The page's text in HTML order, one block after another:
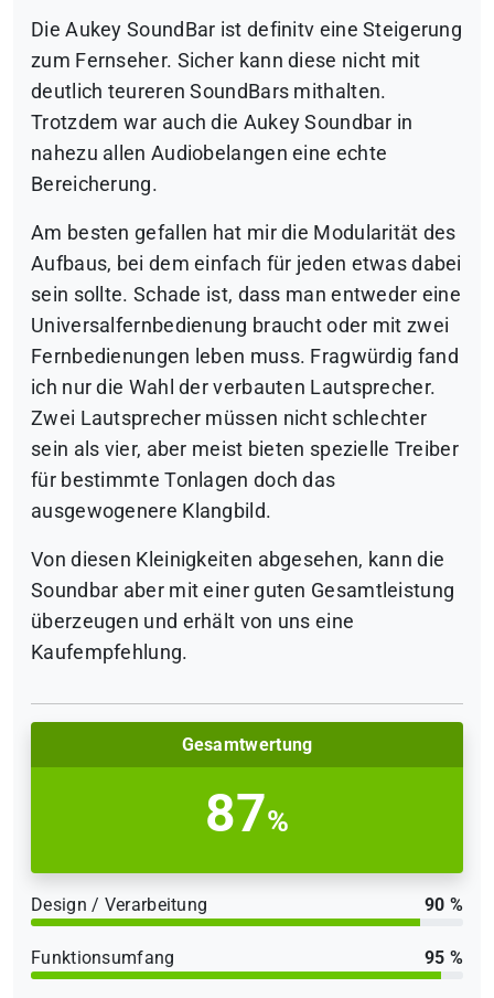
Die Aukey SoundBar ist definitv eine Steigerung
zum Fernseher. Sicher kann diese nicht mit
deutlich teureren SoundBars mithalten.
Trotzdem war auch die Aukey Soundbar in
nahezu allen Audiobelangen eine echte
Bereicherung.
Am besten gefallen hat mir die Modularität des
Aufbaus, bei dem einfach für jeden etwas dabei
sein sollte. Schade ist, dass man entweder eine
Universalfernbedienung braucht oder mit zwei
Fernbedienungen leben muss. Fragwürdig fand
ich nur die Wahl der verbauten Lautsprecher.
Zwei Lautsprecher müssen nicht schlechter
sein als vier, aber meist bieten spezielle Treiber
für bestimmte Tonlagen doch das
ausgewogenere Klangbild.
Von diesen Kleinigkeiten abgesehen, kann die
Soundbar aber mit einer guten Gesamtleistung
überzeugen und erhält von uns eine
Kaufempfehlung.
Gesamtwertung
87%
Design / Verarbeitung 90 %
Funktionsumfang 95 %